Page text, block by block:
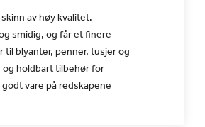
av høy kvalitet.
smidig, og får et finere
til blyanter, penner, tusjer og
og holdbart tilbehør for
vare på redskapene